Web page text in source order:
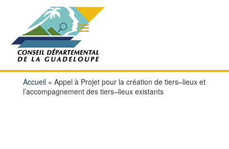
Accueil» Appel à Projet pour la création de tiers–lieux et
l’accompagnement des tiers–lieux existants